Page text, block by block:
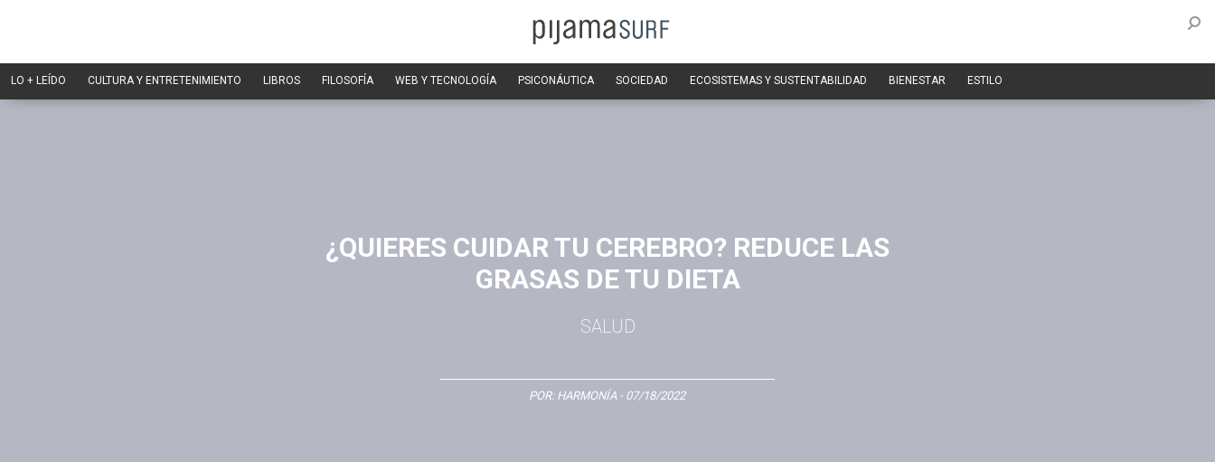
LO + LEÍDO CULTURA Y ENTRETENIMIENTO LIBROS FILOSOFÍA WEB Y TECNOLOGÍA PSICONÁUTICA SOCIEDAD ECOSISTEMAS Y SUSTENTABILIDAD BIENESTAR ESTILO
¿QUIERES CUIDAR TU CEREBRO? REDUCE LAS
GRASAS DE TU DIETA
SALUD
POR: HARMONÍA - 07/18/2022